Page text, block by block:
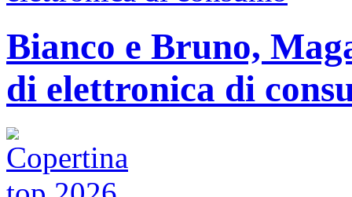
Bianco e Bruno,
di elettronica di